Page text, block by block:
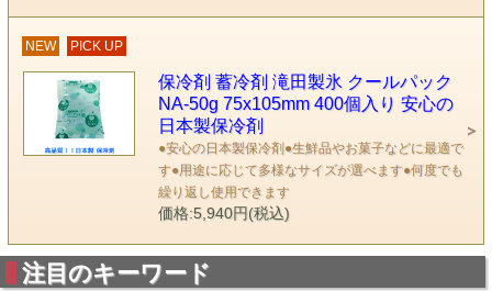
NEW PICK UP
保冷剤 蓄冷剤 滝田製氷 クールパック
NA-50g 75x105mm 400個入り 安心の
日本製保冷剤
●安心の日本製保冷剤●生鮮品やお菓子などに最適で
す●用途に応じて多様なサイズが選べます●何度でも
繰り返し使用できます
価格:5,940円(税込)
注目のキーワード